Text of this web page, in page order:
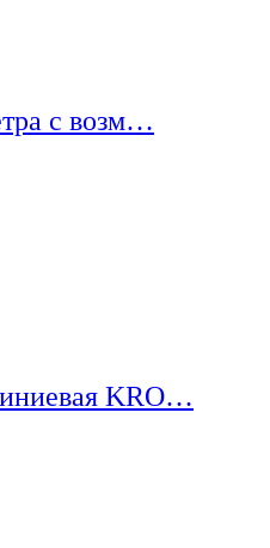
с возм…
KRO…